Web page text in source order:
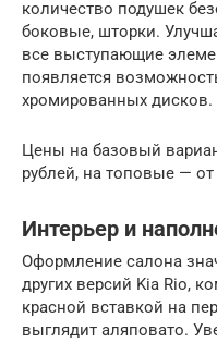
количество подушек
боковые, шторки.
все выступающие
появляется
хромированных дисков.
Цены на базовый
рублей, на топовые — от
Интерьер и
Оформление салона
других версий Kia Rio,
красной вставкой на
выглядит аляповато.